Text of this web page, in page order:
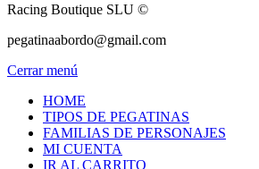
Racing Boutique SLU ©
pegatinaabordo@gmail.com
Cerrar menú
HOME
TIPOS DE PEGATINAS
FAMILIAS DE PERSONAJES
MI CUENTA
IR AL CARRITO